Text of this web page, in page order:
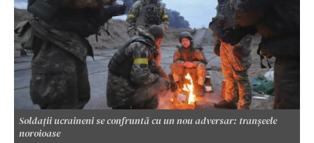
Soldații ucraineni se confruntă cu un nou adversar: tranșeele
noroioase